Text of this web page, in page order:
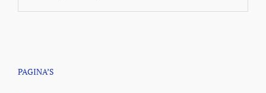
PAGINA’S